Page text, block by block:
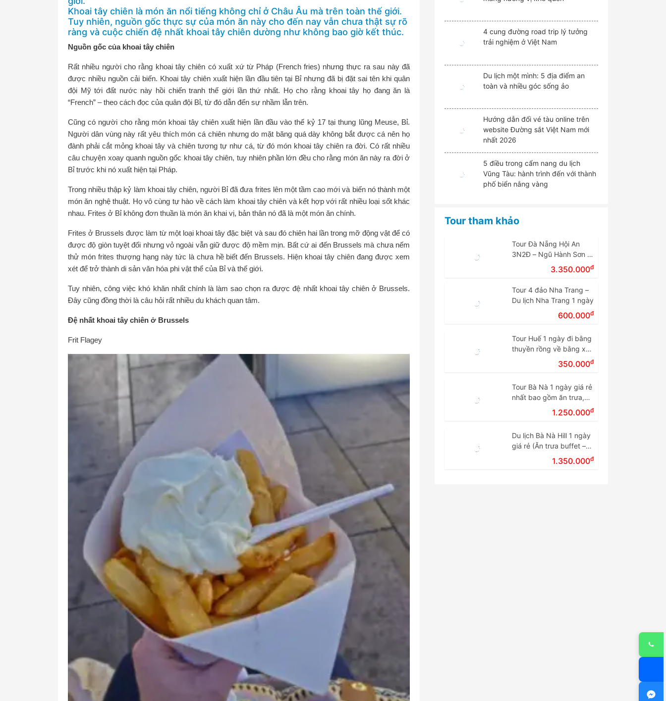
Khoai tây chiên là món ăn nổi tiếng không chỉ ở Châu Âu mà trên toàn thế giới.
Tuy nhiên, nguồn gốc thực sự của món ăn này cho đến nay vẫn chưa thật sự rõ
ràng và cuộc chiến đệ nhất khoai tây chiên dường như không bao giờ kết thúc.
Nguồn gốc của khoai tây chiên
Rất nhiều người cho rằng khoai tây chiên có xuất xứ từ Pháp (French fries) nhưng thực ra sau này đã
được nhiều nguồn cải biến. Khoai tây chiên xuất hiện lần đầu tiên tại Bỉ nhưng đã bị đặt sai tên khi quân
đội Mỹ tới đất nước này hồi chiến tranh thế giới lần thứ nhất. Họ cho rằng khoai tây họ đang ăn là
“French” – theo cách đọc của quân đội Bỉ, từ đó dẫn đến sự nhầm lẫn trên.
Cũng có người cho rằng món khoai tây chiên xuất hiện lần đầu vào thế kỷ 17 tại thung lũng Meuse, Bỉ.
Người dân vùng này rất yêu thích món cá chiên nhưng do mặt băng quá dày không bắt được cá nên họ
đành phải cắt mỏng khoai tây và chiên tương tự như cá, từ đó món khoai tây chiên ra đời. Có rất nhiều
câu chuyện xoay quanh nguồn gốc khoai tây chiên, tuy nhiên phần lớn đều cho rằng món ăn này ra đời ở
Bỉ trước khi nó xuất hiện tại Pháp.
Trong nhiều thập kỷ làm khoai tây chiên, người Bỉ đã đưa frites lên một tầm cao mới và biến nó thành một
món ăn nghệ thuật. Họ vô cùng tự hào về cách làm khoai tây chiên và kết hợp với rất nhiều loại sốt khác
nhau. Frites ở Bỉ không đơn thuần là món ăn khai vị, bản thân nó đã là một món ăn chính.
Frites ở Brussels được làm từ một loại khoai tây đặc biệt và sau đó chiên hai lần trong mỡ động vật để có
được độ giòn tuyệt đối nhưng vỏ ngoài vẫn giữ được độ mềm mịn. Bất cứ ai đến Brussels mà chưa nếm
thử món frites thượng hạng này tức là chưa hề biết đến Brussels. Hiện khoai tây chiên đang được xem
xét để trở thành di sản văn hóa phi vật thể của Bỉ và thế giới.
Tuy nhiên, công việc khó khăn nhất chính là làm sao chọn ra được đệ nhất khoai tây chiên ở Brussels.
Đây cũng đồng thời là câu hỏi rất nhiều du khách quan tâm.
Đệ nhất khoai tây chiên ở Brussels
Frit Flagey
4 cung đường road trip lý tưởng
trải nghiệm ở Việt Nam
Du lịch một mình: 5 địa điểm an
toàn và nhiều góc sống ảo
Hướng dẫn đổi vé tàu online trên
website Đường sắt Việt Nam mới
nhất 2026
5 điều trong cẩm nang du lịch
Vũng Tàu: hành trình đến với thành
phố biển nắng vàng
Tour tham khảo
Tour Đà Nẵng Hội An
3N2Đ – Ngũ Hành Sơn –
Cù Lao Chàm – Bà Nà
3.350.000đ
Tour 4 đảo Nha Trang –
Du lịch Nha Trang 1 ngày
600.000đ
Tour Huế 1 ngày đi bằng
thuyền rồng về bằng xe
350.000đ
Tour Bà Nà 1 ngày giá rẻ
nhất bao gồm ăn trưa,
1.250.000đ
Du lịch Bà Nà Hill 1 ngày
giá rẻ (Ăn trưa buffet –
Tour ghép đoàn)1.350.000đ